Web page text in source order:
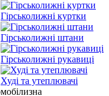
Гірськолижні куртки
Гірськолижні штани
Гірськолижні рукавиці
Худі та утеплювачі